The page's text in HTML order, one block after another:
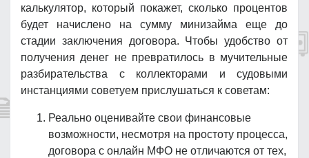
калькулятор, который покажет, сколько процентов
будет начислено на сумму минизайма еще до
стадии заключения договора. Чтобы удобство от
получения денег не превратилось в мучительные
разбирательства с коллекторами и судовыми
инстанциями советуем прислушаться к советам:
Реально оценивайте свои финансовые
возможности, несмотря на простоту процесса,
договора с онлайн МФО не отличаются от тех,